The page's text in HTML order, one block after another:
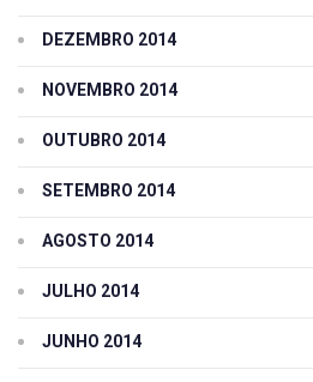
DEZEMBRO 2014
NOVEMBRO 2014
OUTUBRO 2014
SETEMBRO 2014
AGOSTO 2014
JULHO 2014
JUNHO 2014